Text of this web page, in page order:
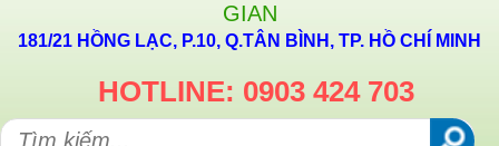
GIAN
181/21 HỒNG LẠC, P.10, Q.TÂN BÌNH, TP. HỒ CHÍ MINH
HOTLINE: 0903 424 703